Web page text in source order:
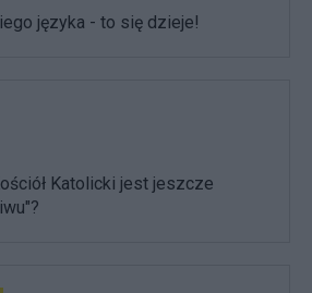
języka - to się dzieje!
Katolicki jest jeszcze